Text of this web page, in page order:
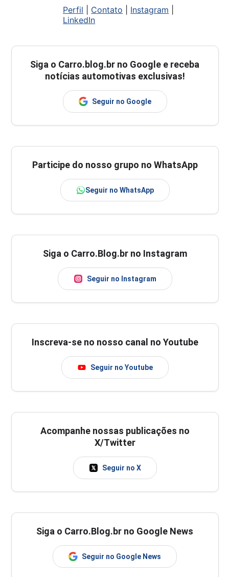
Perfil Contato Instagram
LinkedIn
Siga o Carro.blog.br no Google e receba
notícias automotivas exclusivas!
Seguir no Google
Participe do nosso grupo no WhatsApp
Seguir no WhatsApp
Siga o Carro.Blog.br no Instagram
Seguir no Instagram
Inscreva-se no nosso canal no Youtube
Seguir no Youtube
Acompanhe nossas publicações no
X/Twitter
Seguir no X
Siga o Carro.Blog.br no Google News
Seguir no Google News